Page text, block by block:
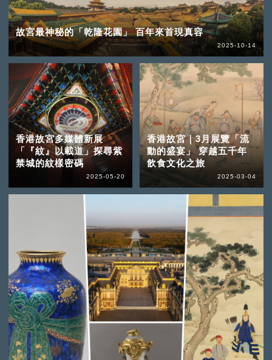
故宮最神秘的「乾隆花園」 百年來首現真容
2025-10-14
香港故宮多媒體新展
「『紋』以載道」探尋紫
禁城的紋樣密碼
2025-05-20
香港故宮｜3月展覽「流
動的盛宴」 穿越五千年
飲食文化之旅
2025-03-04